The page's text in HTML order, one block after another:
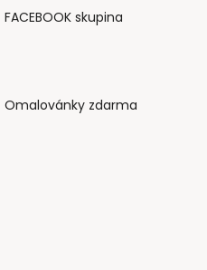
FACEBOOK skupina
Omalovánky zdarma